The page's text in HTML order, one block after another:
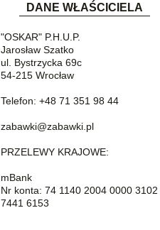
DANE WŁAŚCICIELA
"OSKAR" P.H.U.P.
Jarosław Szatko
ul. Bystrzycka 69c
54-215 Wrocław
Telefon: +48 71 351 98 44
zabawki@zabawki.pl
PRZELEWY KRAJOWE:
mBank
Nr konta: 74 1140 2004 0000 3102
7441 6153